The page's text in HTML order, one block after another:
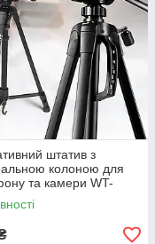
штатив з
колоною для
та камери WT-